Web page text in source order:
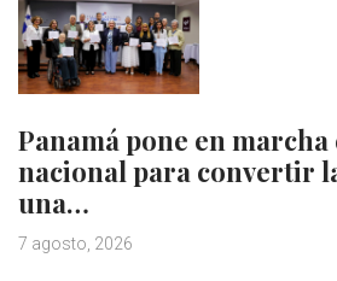
Panamá pone en
nacional para convertir
una…
7 agosto, 2026